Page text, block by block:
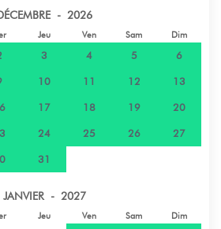
- 2026
Jeu Ven Sam Dim
3 4 5 6
10 11 12 13
17 18 19 20
24 25 26 27
31
JANVIER - 2027
Jeu Ven Sam Dim